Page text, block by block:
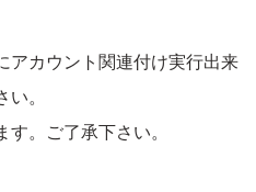
カウント関連付け実行出来
。
。ご了承下さい。